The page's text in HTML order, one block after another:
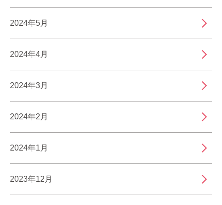
2024年5月
2024年4月
2024年3月
2024年2月
2024年1月
2023年12月